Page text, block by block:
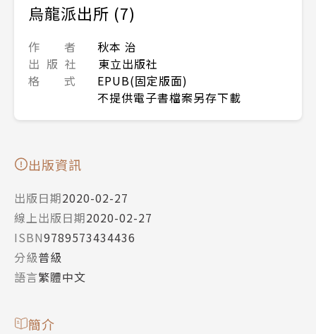
烏龍派出所 (7)
作 者
秋本 治
出 版 社
東立出版社
格 式
EPUB(固定版面)
不提供電子書檔案另存下載
出版資訊
出版日期2020-02-27
線上出版日期2020-02-27
ISBN9789573434436
分級普級
語言繁體中文
簡介